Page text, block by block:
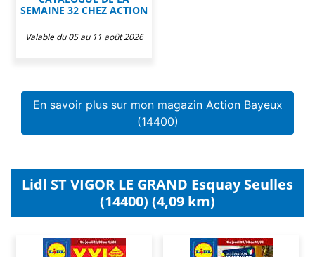
SEMAINE 32 CHEZ ACTION
Valable du 05 au 11 août 2026
En savoir plus sur mon magazin Action Bayeux
(14400)
Lidl ST VIGOR LE GRAND Esquay Seulles
(14400) (4,09 km)